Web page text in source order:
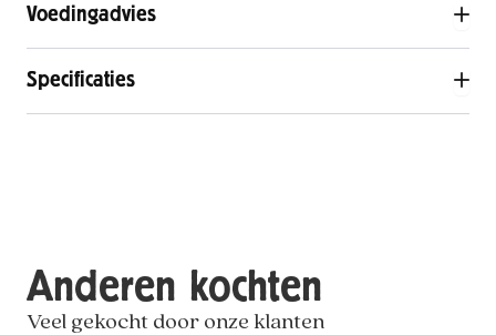
Voedingadvies
Specificaties
Anderen kochten
Veel gekocht door onze klanten